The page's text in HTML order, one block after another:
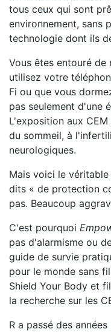
tous ceux qui sont
environnement, sans
technologie dont ils
Vous êtes entouré
utilisez votre
Fi ou que vous
pas seulement d'une
L'exposition aux
du sommeil, à
neurologiques.
Mais voici le
dits « de protection
pas. Beaucoup
C'est pourquoi
pas d'alarmisme ou
guide de survie
pour le monde sans
Shield Your Body et
la recherche sur les
R a passé des